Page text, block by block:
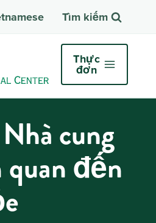
Tìm kiếm
Thực
đơn
cung
quan đến